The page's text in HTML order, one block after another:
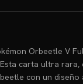
Orbeetle V
carta ultra rara,
con un